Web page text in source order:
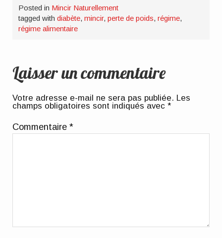
Posted in Mincir Naturellement
tagged withdiabète,mincir,perte de poids,régime,
régime alimentaire
Laisser un commentaire
Votre adresse e-mail ne sera pas publiée. Les
champs obligatoires sont indiqués avec*
Commentaire*